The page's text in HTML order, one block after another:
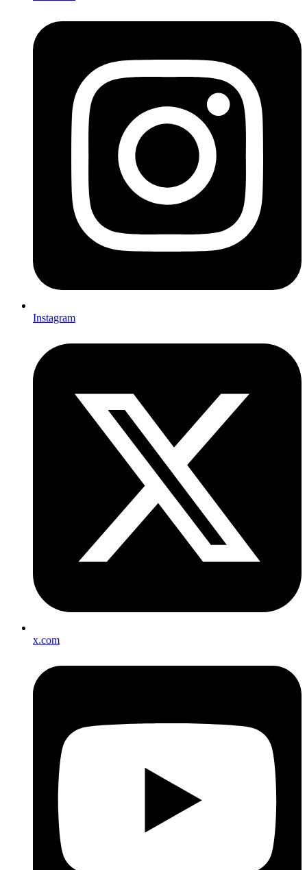
Instagram
x.com